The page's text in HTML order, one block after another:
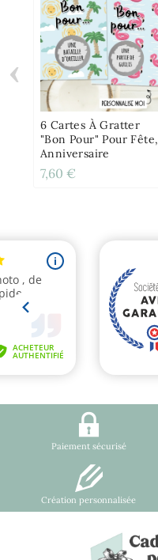
6 Cartes À Gratter
"Bon Pour" Pour Fête,
Anniversaire
7,60 €
‹
Paiement sécurisé
Création personnalisée